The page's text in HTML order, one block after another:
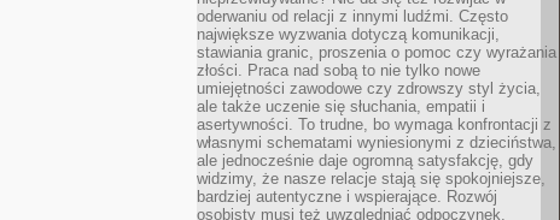
oderwaniu od relacji z innymi ludźmi. Często
największe wyzwania dotyczą komunikacji,
stawiania granic, proszenia o pomoc czy wyrażania
złości. Praca nad sobą to nie tylko nowe
umiejętności zawodowe czy zdrowszy styl życia,
ale także uczenie się słuchania, empatii i
asertywności. To trudne, bo wymaga konfrontacji z
własnymi schematami wyniesionymi z dzieciństwa,
ale jednocześnie daje ogromną satysfakcję, gdy
widzimy, że nasze relacje stają się spokojniejsze,
bardziej autentyczne i wspierające. Rozwój
osobisty musi też uwzględniać odpoczynek.